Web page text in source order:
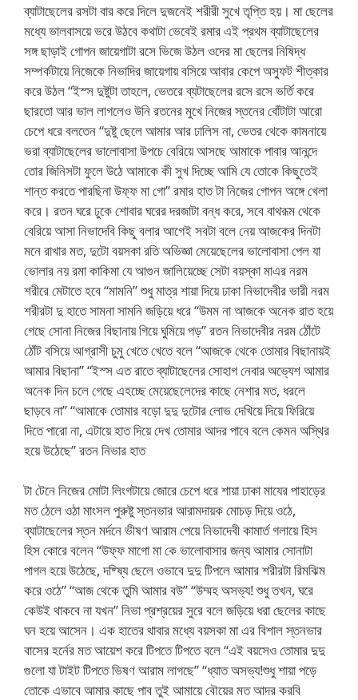
ব্যাটাছেলের রসটা বার করে দিলে দুজনেই শরীরী সুখে তৃপ্তি হয়। মা ছেলের
মধ্যে ভালবাসয়ে ভরে উঠবে কথাটা ভেবেই রমার এই প্রথম ব্যাটাছেলের
সঙ্গ ছাড়াই গোপন জায়েগাটা রসে ভিজে উঠল ওদের মা ছেলের নিষিদ্ধ
সম্পর্কটায়ে নিজেকে নিভাদির জায়েগায় বসিয়ে আবার কেপে অস্ফুট শীত্কার
করে উঠল “ইস্স দুষ্টুটা তাহলে, ভেতরে ব্যটাছেলের রসে রসে ভর্তি করে
ছারতো আর ভাল লাগলেও উনি রতনের মুখে নিজের স্তনের বোঁটাটা আরো
চেপে ধরে বলতেন “দুষ্টু ছেলে আমার আর ঢালিস না, ভেতর থেকে কামনায়ে
ভরা ব্যাটাছেলের ভালোবাসা উপচে বেরিয়ে আসছে আমাকে পাবার আনন্দে
তোর জিনিসটা ফুলে উঠে আমাকে কী সুখ দিচ্ছে আমি যে তোকে কিছুতেই
শান্ত করতে পারছিনা উফ্ফ মা গো” রমার হাত টা নিজের গোপন অঙ্গে খেলা
করে। রতন ঘরে ঢুকে শোবার ঘরের দরজাটা বন্ধ করে, সবে বাথরূম থেকে
বেরিয়ে আসা নিভাদেবি কিছু বলার আগেই সবটা বলে নেয় আজকের দিনটা
মনে রাখার মত, দুটো বয়সকা রতি অভিজ্ঞা মেয়েছেলের ভালোবাসা পেল যা
ভোলার নয় রমা কাকিমা যে আগুন জালিয়েচ্ছে সেটা বয়স্কা মাএর নরম
শরীরে মেটাতে হবে “মামনি” শুধু মাত্র শায়া দিয়ে ঢাকা নিভাদেবীর ভারী নরম
শরীরটা দু হাতে সামনা সামনি জড়িয়ে ধরে “উমম না আজকে অনেক রাত হয়ে
গেছে সোনা নিজের বিছানায় গিয়ে ঘুমিয়ে পড়” রতন নিভাদেবীর নরম ঠোঁটে
ঠোঁট বসিয়ে আগ্রাসী চুমু খেতে খেতে বলে “আজকে থেকে তোমার বিছানায়ই
আমার বিছানা” “ইস্স এত রাতে ব্যাটাছেলের সোহাগ নেবার অভ্যেশ আমার
অনেক দিন চলে গেছে এহচ্ছে মেয়েছেলেদের কাছে নেশার মত, ধরলে
ছাড়বে না” “আমাকে তোমার বড়ো দুদু দুটোর লোভ দেখিয়ে দিয়ে ফিরিয়ে
দিতে পারো না, এটায়ে হাত দিয়ে দেখ তোমার আদর পাবে বলে কেমন অস্থির
হয়ে উঠেছে” রতন নিভার হাত
টা টেনে নিজের মোটা লিংগটায়ে জোরে চেপে ধরে শায়া ঢাকা মাযের পাহাড়ের
মত ঠেলে ওঠা মাংসল পুরুষ্টু স্তনভার আরামদায়ক মোচড় দিয়ে ওঠে,
ব্যাটাছেলের স্তন মর্দনে ভীষণ আরাম পেয়ে নিভাদেবী কামার্ত গলায়ে হিস
হিস কোরে বলেন “উফ্ফ মাগো মা কে ভালোবাসার জন্য আমার সোনাটা
পাগল হয়ে উঠেছে, দষ্ষ্যি ছেলে ওভাবে দুদু টিপলে আমার শরীরটা রিমঝিম
করে ওঠে” “আজ থেকে তুমি আমার বউ” “উম্মহ অসভ্য! শুধু তখন, ঘরে
কেউই থাকবে না যখন” নিভা প্রশ্রয়ের সুরে বলে জড়িয়ে ধরা ছেলের কাছে
ঘন হয়ে আসেন। এক হাতের থাবার মধ্যে বয়সকা মা এর বিশাল স্তনভার
বাসের হর্নের মত আয়েশ করে টিপতে টিপতে বলে “এই বয়সেও তোমার দুদু
গুলো যা টাইট টিপতে ভিষণ আরাম লাগছে” “ধ্যাত অসভ্য!শুধু শায়া পড়ে
তোকে এভাবে আমার কাছে পাব তুই আমায়ে বৌয়ের মত আদর করবি